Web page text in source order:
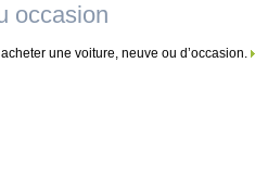
occasion
une voiture, neuve ou d’occasion.